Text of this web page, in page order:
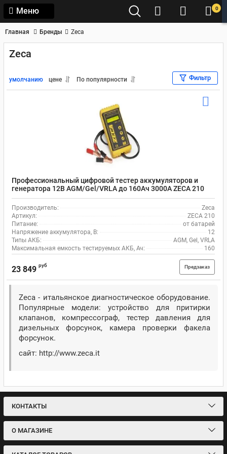
Меню 0
Главная Бренды Zeca
Zeca
умолчанию цене По популярности Фильтр
Профессиональный цифровой тестер аккумуляторов и
генератора 12В AGM/Gel/VRLA до 160Ач 3000А ZECA 210
Производитель:
Zeca
Артикул:
ZECA 210
Питание:
от батарей
Напряжение аккумулятора, В:
12
Типы АКБ:
AGM, Gel, VRLA
Максимальная емкость тестируемых АКБ, Ач:
160
23 849 руб Предзаказ
Zeca - итальянское диагностическое оборудование.
Популярные модели: устройство для притирки
клапанов, компрессограф, тестер давления для
дизельных форсунок, камера проверки факела
форсунок.
сайт: http://www.zeca.it
КОНТАКТЫ
О МАГАЗИНЕ